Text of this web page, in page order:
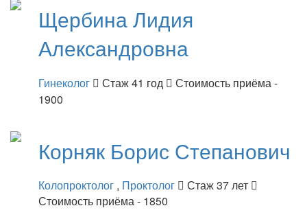
ЩербинаЛидия
Александровна
Гинеколог Стаж 41 год
Стоимость приёма -
1900
Корняк Борис Степанович
Колопроктолог , Проктолог
Стаж 37 лет
Стоимость приёма - 1850